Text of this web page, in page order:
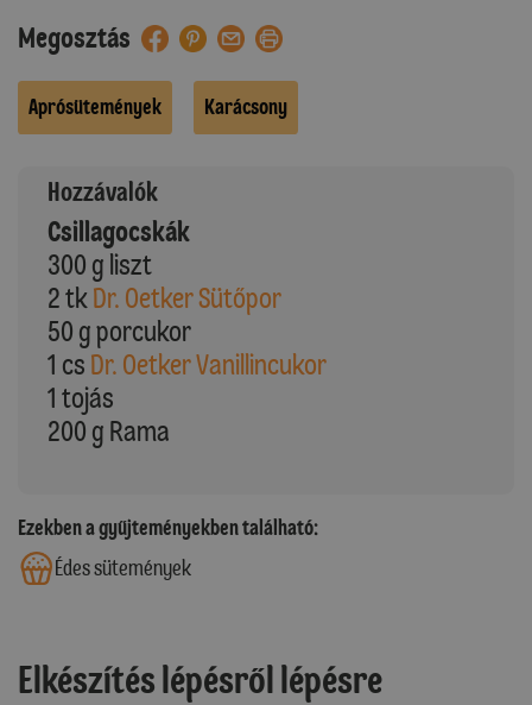
Megosztás
Aprósütemények Karácsony
Hozzávalók
Csillagocskák
300 g liszt
2 tk Dr. Oetker Sütőpor
50 g porcukor
1 cs Dr. Oetker Vanillincukor
1 tojás
200 g Rama
Ezekben a gyűjteményekben található:
Édes sütemények
Elkészítés lépésről lépésre